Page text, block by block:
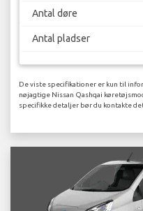
Antal døre
Antal pladser
De viste specifikationer er kun til
nøjagtige Nissan Qashqai
specifikke detaljer bør du kontakte